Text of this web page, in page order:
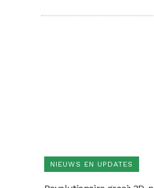
NIEUWS EN UPDATES